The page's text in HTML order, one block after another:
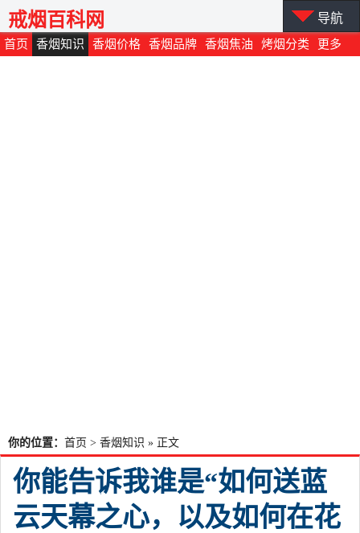
首页 香烟知识 香烟价格 香烟品牌 香烟焦油 烤烟分类 更多
戒烟百科网 导航
你的位置： 首页 > 香烟知识 » 正文
你能告诉我谁是“如何送蓝
云天幕之心，以及如何在花